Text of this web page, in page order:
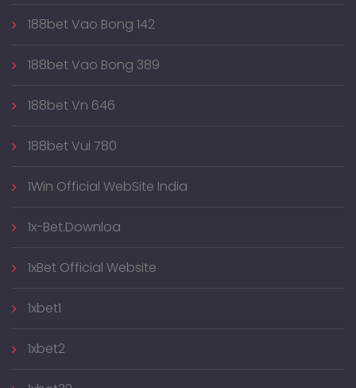
188bet Vao Bong 142
188bet Vao Bong 389
188bet Vn 646
188bet Vui 780
1Win Official WebSite India
1x-Bet.downloa
1xBet Official Website
1xbet1
1xbet2